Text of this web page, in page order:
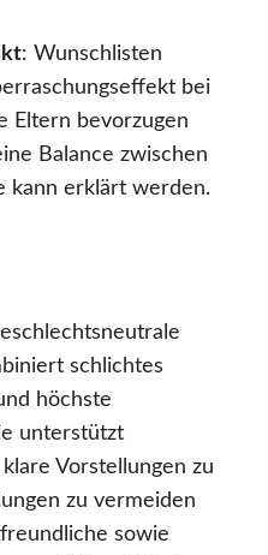
: Wunschlisten
bei
Eltern bevorzugen
Balance zwischen
kann erklärt werden.
schlichtes
höchste
unterstützt
Vorstellungen zu
zu vermeiden
sowie